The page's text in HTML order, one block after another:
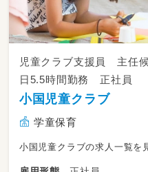
児童クラブ支援員 主任
日5.5時間勤務 正社員
小国児童クラブ
学童保育
小国児童クラブの求人一覧を